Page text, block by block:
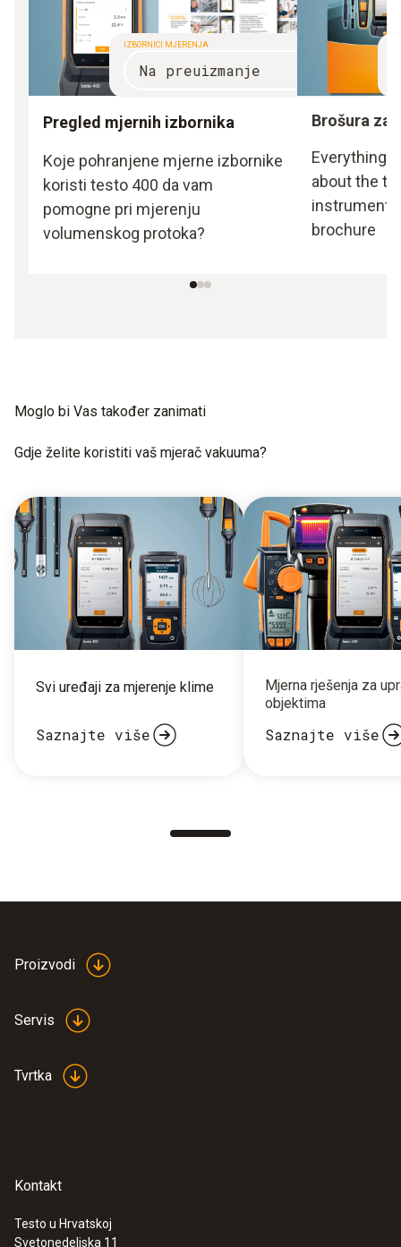
IZBORNICI MJERENJA
Na preuizmanje
Pregled mjernih izbornika
Koje pohranjene mjerne izbornike
koristi testo 400 da vam
pomogne pri mjerenju
volumenskog protoka?
Brošura za
Everything
about the
instrument
brochure
Moglo bi Vas također zanimati
Gdje želite koristiti vaš mjerač vakuuma?
Svi uređaji za mjerenje klime
Saznajte više
Mjerna rješenja za
objektima
Saznajte više
Proizvodi
Servis
Tvrtka
Kontakt
Testo u Hrvatskoj
Svetonedeljska 11